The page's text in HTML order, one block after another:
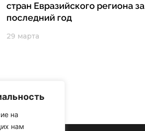
на
нам
стран Евразийского региона за
последний год
29 марта